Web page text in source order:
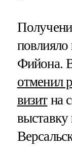
Фийона.
отменил
визитна
выставку